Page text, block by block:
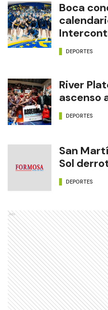
Boca
DEPORTES
River
ascenso
DEPORTES
San
Sol
DEPORTES
Ads